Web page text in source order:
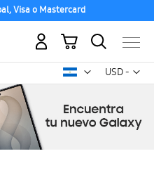
Visa o Mastercard
USD -
dólar
Mi carrito